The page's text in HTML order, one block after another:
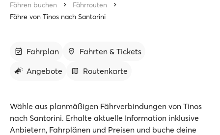
Fähren buchen
Fährrouten
Fähre von Tinos nach Santorini
Fahrplan
Fahrten & Tickets
Angebote
Routenkarte
Wähle aus planmäßigen Fährverbindungen von Tinos
nach Santorini. Erhalte aktuelle Information inklusive
Anbietern, Fahrplänen und Preisen und buche deine